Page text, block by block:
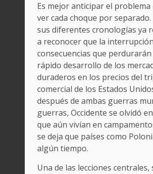
Es mejor anticipar el
ver cada choque por
sus diferentes cronologías ya
a reconocer que la
consecuencias que
rápido desarrollo de los
duraderos en los precios del
comercial de los Estados
después de ambas guerras
guerras, Occidente se olvidó
que aún vivían en
se deja que países como
algún tiempo.
Una de las lecciones